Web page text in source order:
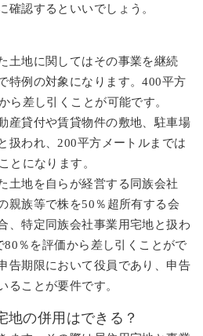
確認するといいでしょう。
土地に関してはその事業を継続
特例の対象になります。400平方
ら差し引くことが可能です。
産貸付や賃貸物件の敷地、駐車場
扱われ、200平方メートルまでは
とになります。
土地を自らが経営する同族会社
親族等で株を50％超所有する会
、特定同族会社事業用宅地と扱わ
％を評価から差し引くことがで
告期限において役員であり、申告
ることが要件です。
地の併用はできる？